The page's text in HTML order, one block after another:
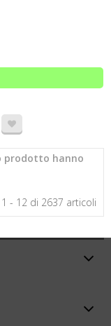
prodotto hanno
- 12 di 2637 articoli